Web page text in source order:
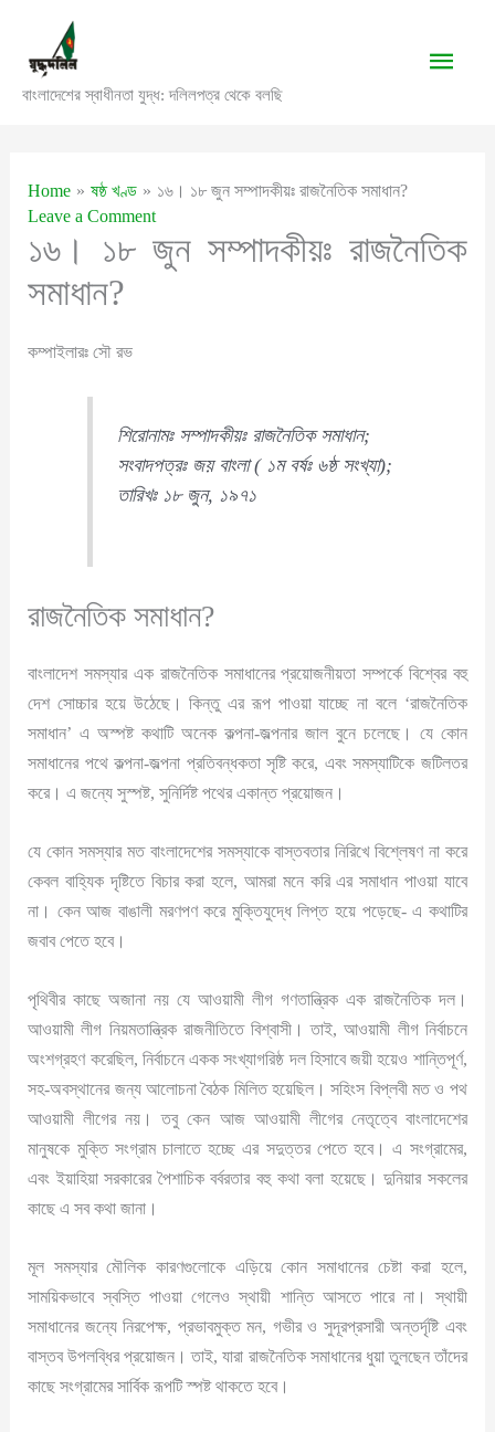
content
বাংলাদেশের স্বাধীনতা যুদ্ধ: দলিলপত্র থেকে বলছি
Main
Home ষষ্ঠ খণ্ড
১৬। ১৮ জুন সম্পাদকীয়ঃ রাজনৈতিক সমাধান?
Leave a Comment
১৬। ১৮ জুন সম্পাদকীয়ঃ রাজনৈতিক
সমাধান?
কম্পাইলারঃ সৌ রভ
শিরোনামঃ সম্পাদকীয়ঃ রাজনৈতিক সমাধান;
সংবাদপত্রঃ জয় বাংলা ( ১ম বর্ষঃ ৬ষ্ঠ সংখ্যা);
তারিখঃ ১৮ জুন, ১৯৭১
রাজনৈতিক সমাধান?
বাংলাদেশ সমস্যার এক রাজনৈতিক সমাধানের প্রয়োজনীয়তা সম্পর্কে বিশ্বের বহু
দেশ সোচ্চার হয়ে উঠেছে। কিন্তু এর রূপ পাওয়া যাচ্ছে না বলে ‘রাজনৈতিক
সমাধান’ এ অস্পষ্ট কথাটি অনেক কল্পনা-জল্পনার জাল বুনে চলেছে। যে কোন
সমাধানের পথে কল্পনা-জল্পনা প্রতিবন্ধকতা সৃষ্টি করে, এবং সমস্যাটিকে জটিলতর
করে। এ জন্যে সুস্পষ্ট, সুনির্দিষ্ট পথের একান্ত প্রয়োজন।
যে কোন সমস্যার মত বাংলাদেশের সমস্যাকে বাস্তবতার নিরিখে বিশ্লেষণ না করে
কেবল বাহ্যিক দৃষ্টিতে বিচার করা হলে, আমরা মনে করি এর সমাধান পাওয়া যাবে
না। কেন আজ বাঙালী মরণপণ করে মুক্তিযুদ্ধে লিপ্ত হয়ে পড়েছে- এ কথাটির
জবাব পেতে হবে।
পৃথিবীর কাছে অজানা নয় যে আওয়ামী লীগ গণতান্ত্রিক এক রাজনৈতিক দল।
আওয়ামী লীগ নিয়মতান্ত্রিক রাজনীতিতে বিশ্বাসী। তাই, আওয়ামী লীগ নির্বাচনে
অংশগ্রহণ করেছিল, নির্বাচনে একক সংখ্যাগরিষ্ঠ দল হিসাবে জয়ী হয়েও শান্তিপূর্ণ,
সহ-অবস্থানের জন্য আলোচনা বৈঠক মিলিত হয়েছিল। সহিংস বিপ্লবী মত ও পথ
আওয়ামী লীগের নয়। তবু কেন আজ আওয়ামী লীগের নেতৃত্বে বাংলাদেশের
মানুষকে মুক্তি সংগ্রাম চালাতে হচ্ছে এর সদুত্তর পেতে হবে। এ সংগ্রামের,
এবং ইয়াহিয়া সরকারের পৈশাচিক বর্বরতার বহু কথা বলা হয়েছে। দুনিয়ার সকলের
কাছে এ সব কথা জানা।
মূল সমস্যার মৌলিক কারণগুলোকে এড়িয়ে কোন সমাধানের চেষ্টা করা হলে,
সাময়িকভাবে স্বস্তি পাওয়া গেলেও স্থায়ী শান্তি আসতে পারে না। স্থায়ী
সমাধানের জন্যে নিরপেক্ষ, প্রভাবমুক্ত মন, গভীর ও সুদূরপ্রসারী অন্তর্দৃষ্টি এবং
বাস্তব উপলব্ধির প্রয়োজন। তাই, যারা রাজনৈতিক সমাধানের ধুয়া তুলছেন তাঁদের
কাছে সংগ্রামের সার্বিক রূপটি স্পষ্ট থাকতে হবে।